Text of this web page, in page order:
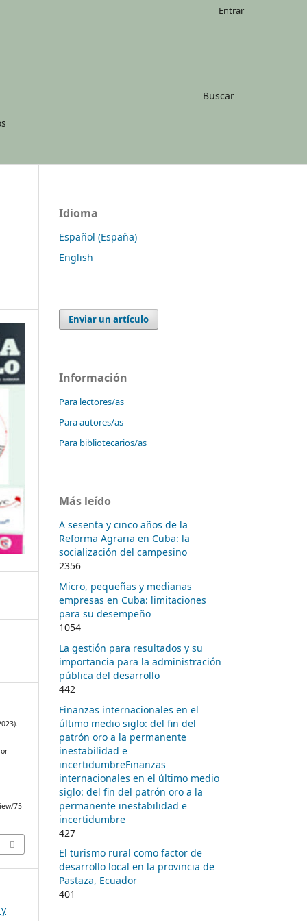
Buscar
Entrar
75
Idioma
Español (España)
English
Enviar un artículo
Información
Para lectores/as
Para autores/as
Para bibliotecarios/as
Más leído
A sesenta y cinco años de la
Reforma Agraria en Cuba: la
socialización del campesino
2356
Micro, pequeñas y medianas
empresas en Cuba: limitaciones
para su desempeño
1054
La gestión para resultados y su
importancia para la administración
pública del desarrollo
442
Finanzas internacionales en el
último medio siglo: del fin del
patrón oro a la permanente
inestabilidad e
incertidumbreFinanzas
internacionales en el último medio
siglo: del fin del patrón oro a la
permanente inestabilidad e
incertidumbre
427
El turismo rural como factor de
desarrollo local en la provincia de
Pastaza, Ecuador
401